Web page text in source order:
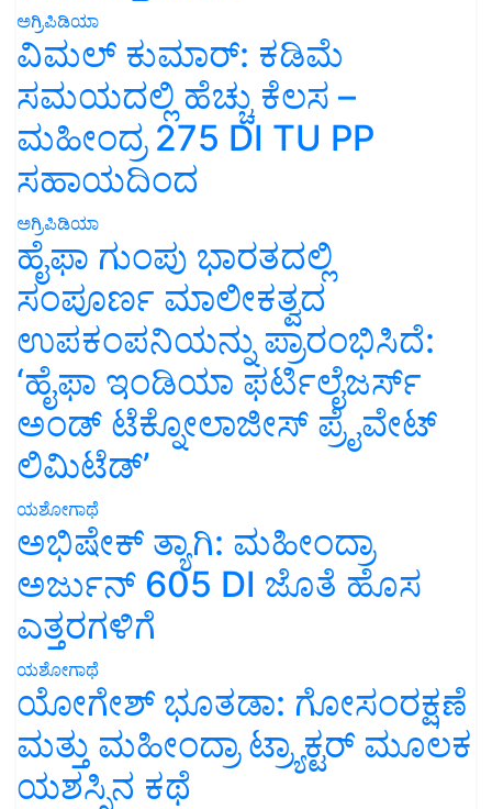
ಅಗ್ರಿಪಿಡಿಯಾ
ವಿಮಲ್ ಕುಮಾರ್: ಕಡಿಮೆ
ಸಮಯದಲ್ಲಿ ಹೆಚ್ಚು ಕೆಲಸ –
ಮಹೀಂದ್ರ 275 DI TU PP
ಸಹಾಯದಿಂದ
ಅಗ್ರಿಪಿಡಿಯಾ
ಹೈಫಾ ಗುಂಪು ಭಾರತದಲ್ಲಿ
ಸಂಪೂರ್ಣ ಮಾಲೀಕತ್ವದ
ಉಪಕಂಪನಿಯನ್ನು ಪ್ರಾರಂಭಿಸಿದೆ:
‘ಹೈಫಾ ಇಂಡಿಯಾ ಫರ್ಟಿಲೈಜರ್ಸ್
ಅಂಡ್ ಟೆಕ್ನೋಲಾಜೀಸ್ ಪ್ರೈವೇಟ್
ಲಿಮಿಟೆಡ್’
ಯಶೋಗಾಥೆ
ಅಭಿಷೇಕ್ ತ್ಯಾಗಿ: ಮಹೀಂದ್ರಾ
ಅರ್ಜುನ್ 605 DI ಜೊತೆ ಹೊಸ
ಎತ್ತರಗಳಿಗೆ
ಯಶೋಗಾಥೆ
ಯೋಗೇಶ್ ಭೂತಡಾ: ಗೋಸಂರಕ್ಷಣೆ
ಮತ್ತು ಮಹೀಂದ್ರಾ ಟ್ರ್ಯಾಕ್ಟರ್ ಮೂಲಕ
ಯಶಸ್ಸಿನ ಕಥೆ